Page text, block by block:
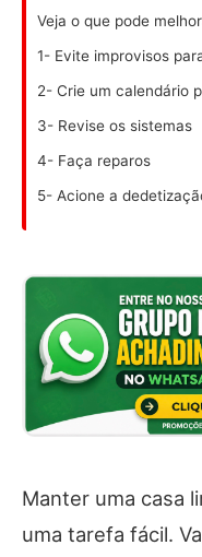
Veja o que pode
1- Evite improvisos
2- Crie um calendário
3- Revise os sistemas
4- Faça reparos
5- Acione a
Manter uma casa
uma tarefa fácil.